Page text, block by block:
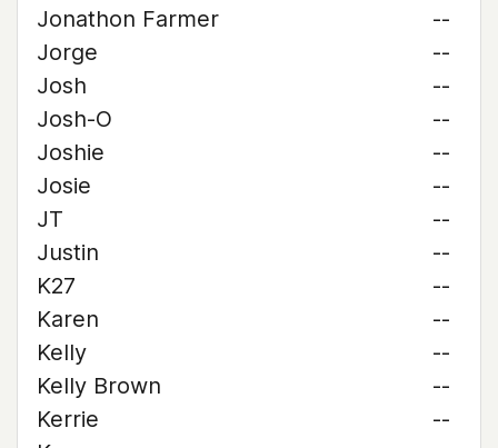
Jonathon Farmer
--
Jorge
--
Josh
--
Josh-O
--
Joshie
--
Josie
--
JT
--
Justin
--
K27
--
Karen
--
Kelly
--
Kelly Brown
--
Kerrie
--